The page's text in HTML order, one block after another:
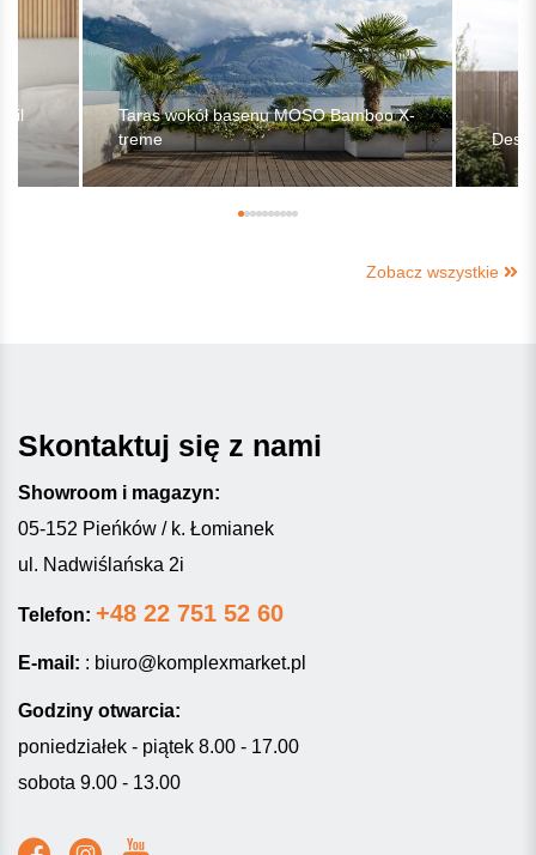
Taras wokół basenu MOSO Bamboo X-
treme
Zobacz wszystkie
Skontaktuj się z nami
Showroom i magazyn:
05-152 Pieńków / k. Łomianek
ul. Nadwiślańska 2i
Telefon: +48 22 751 52 60
E-mail: : biuro@komplexmarket.pl
Godziny otwarcia:
poniedziałek - piątek 8.00 - 17.00
sobota 9.00 - 13.00